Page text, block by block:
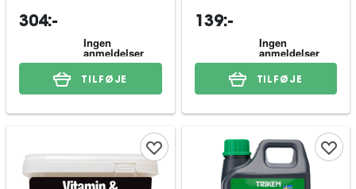
304:-
TILFØJE
139:-
TILFØJE